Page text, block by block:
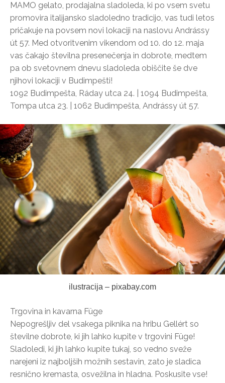
MAMO gelato, prodajalna sladoleda, ki po vsem svetu
promovira italijansko sladoledno tradicijo, vas tudi letos
pričakuje na povsem novi lokaciji na naslovu Andrássy
út 57. Med otvoritvenim vikendom od 10. do 12. maja
vas čakajo številna presenečenja in dobrote, medtem
pa ob svetovnem dnevu sladoleda obiščite še dve
njihovi lokaciji v Budimpešti!
1092 Budimpešta, Ráday utca 24. | 1094 Budimpešta,
Tompa utca 23. | 1062 Budimpešta, Andrássy út 57.
ilustracija – pixabay.com
Trgovina in kavarna Füge
Nepogrešljiv del vsakega piknika na hribu Gellért so
številne dobrote, ki jih lahko kupite v trgovini Füge!
Sladoledi, ki jih lahko kupite tukaj, so vedno sveže
narejeni iz najboljših možnih sestavin, zato je sladica
resnično kremasta, osvežilna in hladna. Poskusite vse!